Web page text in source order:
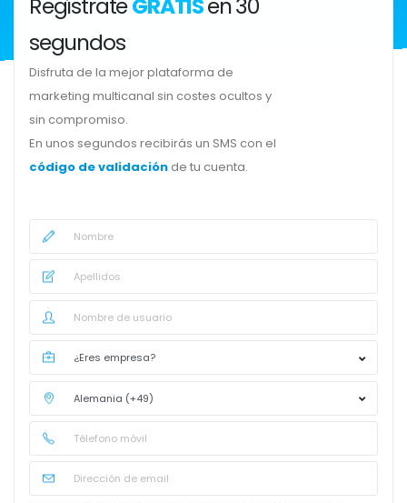
segundos
Disfruta de la mejor plataforma de
marketing multicanal sin costes ocultos y
sin compromiso.
En unos segundos recibirás un SMS con el
código de validación de tu cuenta.